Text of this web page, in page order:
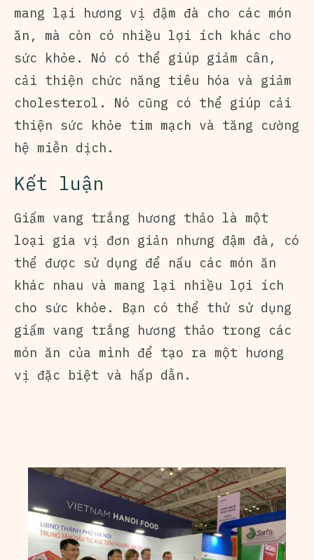
mang lại hương vị đậm đà cho các món
ăn, mà còn có nhiều lợi ích khác cho
sức khỏe. Nó có thể giúp giảm cân,
cải thiện chức năng tiêu hóa và giảm
cholesterol. Nó cũng có thể giúp cải
thiện sức khỏe tim mạch và tăng cường
hệ miễn dịch.
Kết luận
Giấm vang trắng hương thảo là một
loại gia vị đơn giản nhưng đậm đà, có
thể được sử dụng để nấu các món ăn
khác nhau và mang lại nhiều lợi ích
cho sức khỏe. Bạn có thể thử sử dụng
giấm vang trắng hương thảo trong các
món ăn của mình để tạo ra một hương
vị đặc biệt và hấp dẫn.